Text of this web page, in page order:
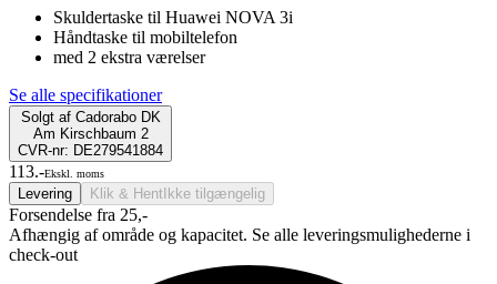
Skuldertaske til Huawei NOVA 3i
Håndtaske til mobiltelefon
med 2 ekstra værelser
Se alle specifikationer
Solgt af Cadorabo DK
Am Kirschbaum 2
CVR-nr: DE279541884
113.-Ekskl. moms
Levering Klik & Hent Ikke tilgængelig
Forsendelse fra 25,-
Afhængig af område og kapacitet. Se alle leveringsmulighederne i
check-out